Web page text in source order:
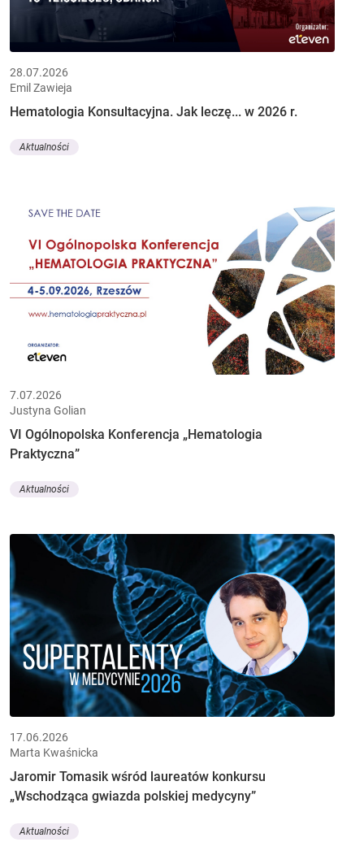
28.07.2026
Emil Zawieja
Hematologia Konsultacyjna. Jak leczę... w 2026 r.
Aktualności
7.07.2026
Justyna Golian
VI Ogólnopolska Konferencja „Hematologia
Praktyczna”
Aktualności
17.06.2026
Marta Kwaśnicka
Jaromir Tomasik wśród laureatów konkursu
„Wschodząca gwiazda polskiej medycyny”
Aktualności